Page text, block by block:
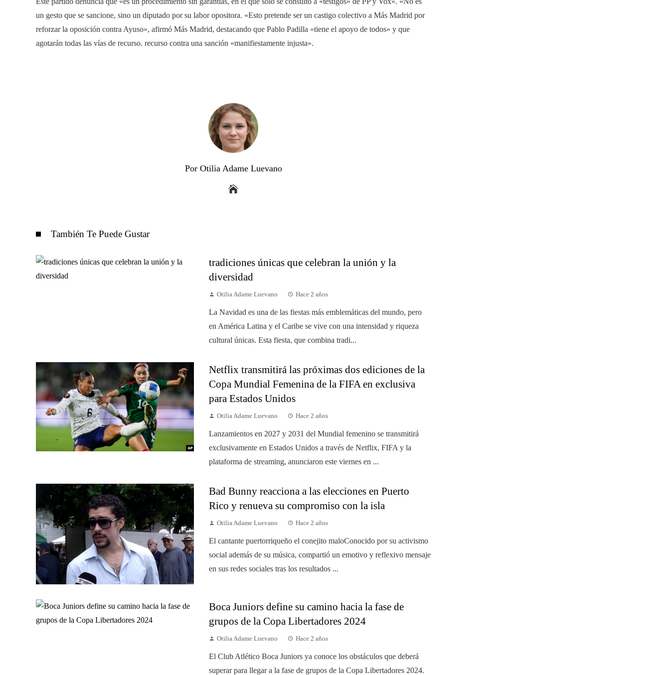
un gesto que se sancione, sino un diputado por su labor opositora. «Esto pretende ser un castigo colectivo a Más Madrid por
reforzar la oposición contra Ayuso», afirmó Más Madrid, destacando que Pablo Padilla «tiene el apoyo de todos» y que
agotarán todas las vías de recurso. recurso contra una sanción «manifiestamente injusta».
Por Otilia Adame Luevano
También Te Puede Gustar
tradiciones únicas que celebran la unión y la
diversidad
Otilia Adame Luevano Hace 2 años
La Navidad es una de las fiestas más emblemáticas del mundo, pero
en América Latina y el Caribe se vive con una intensidad y riqueza
cultural únicas. Esta fiesta, que combina tradi...
Netflix transmitirá las próximas dos ediciones de la
Copa Mundial Femenina de la FIFA en exclusiva
para Estados Unidos
Otilia Adame Luevano Hace 2 años
Lanzamientos en 2027 y 2031 del Mundial femenino se transmitirá
exclusivamente en Estados Unidos a través de Netflix, FIFA y la
plataforma de streaming, anunciaron este viernes en ...
Bad Bunny reacciona a las elecciones en Puerto
Rico y renueva su compromiso con la isla
Otilia Adame Luevano Hace 2 años
El cantante puertorriqueño el conejito maloConocido por su activismo
social además de su música, compartió un emotivo y reflexivo mensaje
en sus redes sociales tras los resultados ...
Boca Juniors define su camino hacia la fase de
grupos de la Copa Libertadores 2024
Otilia Adame Luevano Hace 2 años
El Club Atlético Boca Juniors ya conoce los obstáculos que deberá
superar para llegar a la fase de grupos de la Copa Libertadores 2024.